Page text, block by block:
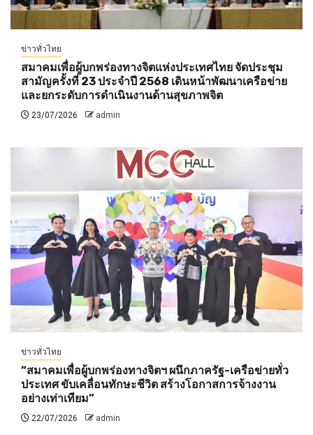
ข่าวทั่วไทย
สมาคมเพื่อผู้บกพร่องทางจิตแห่งประเทศไทย จัดประชุม
สามัญครั้งที่ 23 ประจำปี 2568 เดินหน้าพัฒนาเครือข่าย
และยกระดับการดำเนินงานด้านสุขภาพจิต
23/07/2026 admin
ข่าวทั่วไทย
“สมาคมเพื่อผู้บกพร่องทางจิตฯ ผนึกภาครัฐ-เครือข่ายทั่ว
ประเทศ ขับเคลื่อนทักษะชีวิต สร้างโอกาสการจ้างงาน
อย่างเท่าเทียม”
22/07/2026 admin